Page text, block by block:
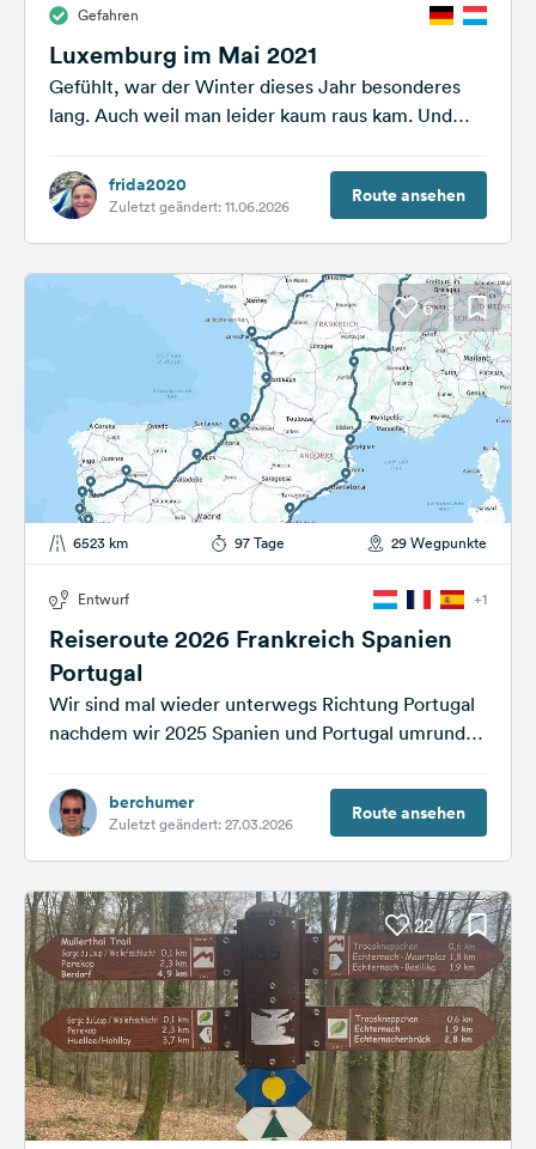
Feedback
Sprache:
Deutsch
Folge
uns
auf
Social
Gefahren
Luxemburg im Mai 2021
Gefühlt, war der Winter dieses Jahr besonderes
lang. Auch weil man leider kaum raus kam. Und
frida2020
Zuletzt geändert: 11.06.2026 Route ansehen
6
6523 km 97 Tage 29 Wegpunkte
Entwurf +1
Reiseroute 2026 Frankreich Spanien
Portugal
Wir sind mal wieder unterwegs Richtung Portugal
nachdem wir 2025 Spanien und Portugal umrundet
berchumer
Zuletzt geändert: 27.03.2026 Route ansehen
22